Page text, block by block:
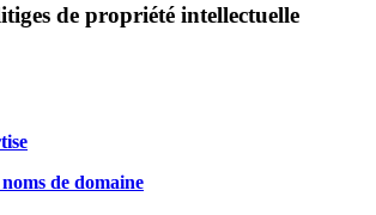
de propriété intellectuelle
de domaine